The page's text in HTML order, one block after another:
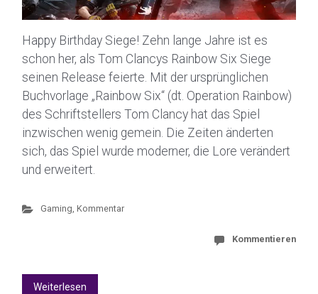
Happy Birthday Siege! Zehn lange Jahre ist es
schon her, als Tom Clancys Rainbow Six Siege
seinen Release feierte. Mit der ursprünglichen
Buchvorlage „Rainbow Six“ (dt. Operation Rainbow)
des Schriftstellers Tom Clancy hat das Spiel
inzwischen wenig gemein. Die Zeiten änderten
sich, das Spiel wurde moderner, die Lore verändert
und erweitert.
Gaming, Kommentar
Kommentieren
Weiterlesen